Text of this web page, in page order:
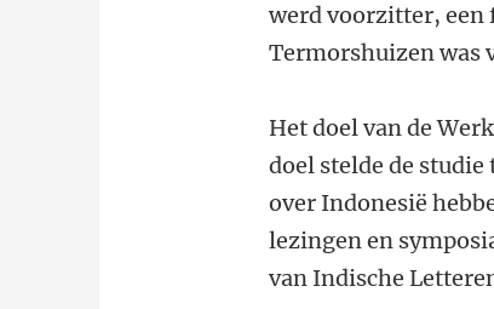
werd voorzitter, een
Termorshuizen was
Het doel van de
doel stelde de
over Indonesië
lezingen en
van Indische